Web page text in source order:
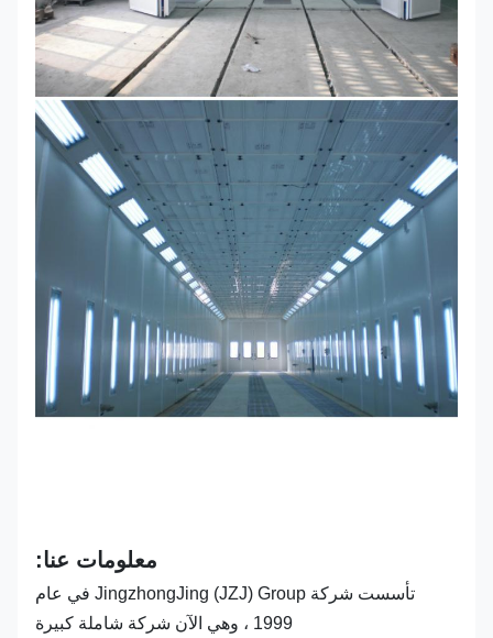
معلومات عنا:
تأسست شركة JingzhongJing (JZJ) Group في عام
1999 ، وهي الآن شركة شاملة كبيرة